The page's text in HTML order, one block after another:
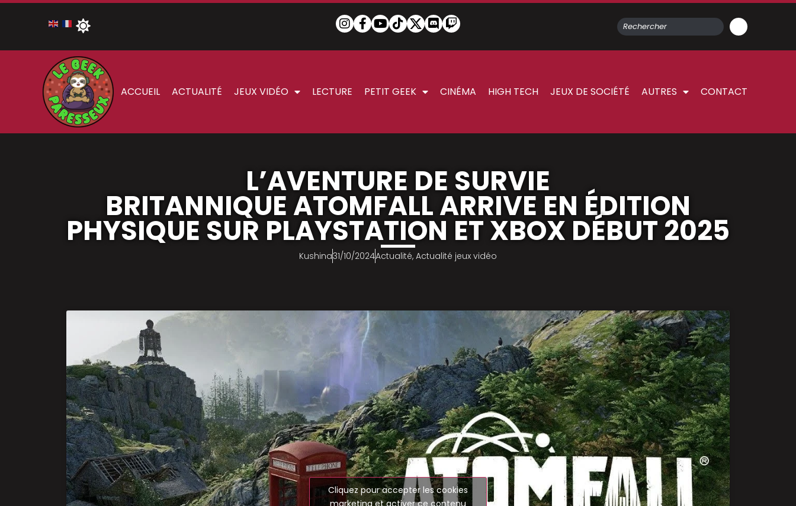
ACCUEIL ACTUALITÉ JEUX VIDÉO LECTURE PETIT GEEK CINÉMA HIGH TECH JEUX DE SOCIÉTÉ AUTRES CONTACT
L’AVENTURE DE SURVIE
BRITANNIQUE ATOMFALL ARRIVE EN ÉDITION
PHYSIQUE SUR PLAYSTATION ET XBOX DÉBUT 2025
Kushina31/10/2024Actualité, Actualité jeux vidéo
Cliquez pour accepter les cookies
marketing et activer ce contenu